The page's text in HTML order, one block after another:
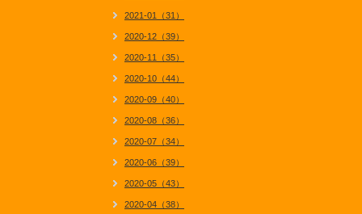
2021-01（31）
2020-12（39）
2020-11（35）
2020-10（44）
2020-09（40）
2020-08（36）
2020-07（34）
2020-06（39）
2020-05（43）
2020-04（38）